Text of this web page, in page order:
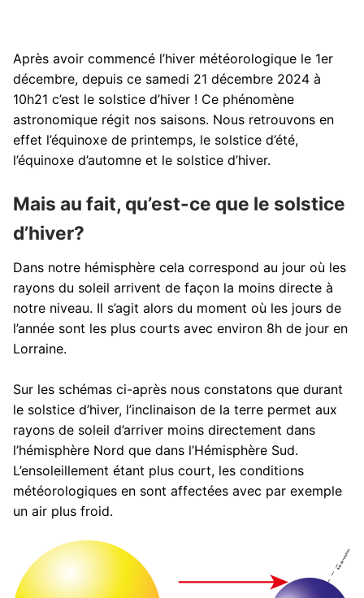
Après avoir commencé l’hiver météorologique le 1er
décembre, depuis ce samedi 21 décembre 2024 à
10h21 c’est le solstice d’hiver ! Ce phénomène
astronomique régit nos saisons. Nous retrouvons en
effet l’équinoxe de printemps, le solstice d’été,
l’équinoxe d’automne et le solstice d’hiver.
Mais au fait, qu’est-ce que le solstice
d’hiver?
Dans notre hémisphère cela correspond au jour où les
rayons du soleil arrivent de façon la moins directe à
notre niveau. Il s’agit alors du moment où les jours de
l’année sont les plus courts avec environ 8h de jour en
Lorraine.
Sur les schémas ci-après nous constatons que durant
le solstice d’hiver, l’inclinaison de la terre permet aux
rayons de soleil d’arriver moins directement dans
l’hémisphère Nord que dans l’Hémisphère Sud.
L’ensoleillement étant plus court, les conditions
météorologiques en sont affectées avec par exemple
un air plus froid.